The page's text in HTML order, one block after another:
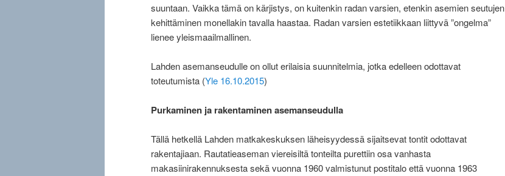
suuntaan. Vaikka tämä on kärjistys, on kuitenkin radan varsien, etenkin asemien seutujen
kehittäminen monellakin tavalla haastaa. Radan varsien estetiikkaan liittyvä ”ongelma”
lienee yleismaailmallinen.
Lahden asemanseudulle on ollut erilaisia suunnitelmia, jotka edelleen odottavat
toteutumista (Yle 16.10.2015)
Purkaminen ja rakentaminen asemanseudulla
Tällä hetkellä Lahden matkakeskuksen läheisyydessä sijaitsevat tontit odottavat
rakentajiaan. Rautatieaseman viereisiltä tonteilta purettiin osa vanhasta
makasiinirakennuksesta sekä vuonna 1960 valmistunut postitalo että vuonna 1963